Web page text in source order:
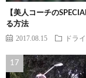
【美人コーチの
る方法
2017.08.15 ドラ